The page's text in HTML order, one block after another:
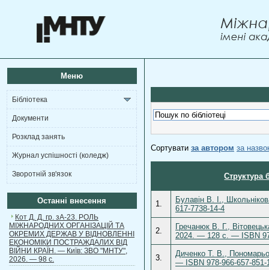
Меню
Бібліотека
Документи
Розклад занять
Журнал успішності (коледж)
Зворотній зв'язок
Останні внесення
Кот Д. Д. гр. зА-23. РОЛЬ
МІЖНАРОДНИХ ОРГАНІЗАЦІЙ ТА
ОКРЕМИХ ДЕРЖАВ У ВІДНОВЛЕННІ
ЕКОНОМІКИ ПОСТРАЖДАЛИХ ВІД
ВІЙНИ КРАЇН. — Київ: ЗВО "МНТУ",
2026. — 98 с.
Сортувати за автором за
Структура
1.
Булавін В. І.,
617-7738-14-4
2.
Гречанюк В. Г.,
2024. — 128 с. — ISBN
3.
Диченко Т. В.,
— ISBN 978-966-657-851-